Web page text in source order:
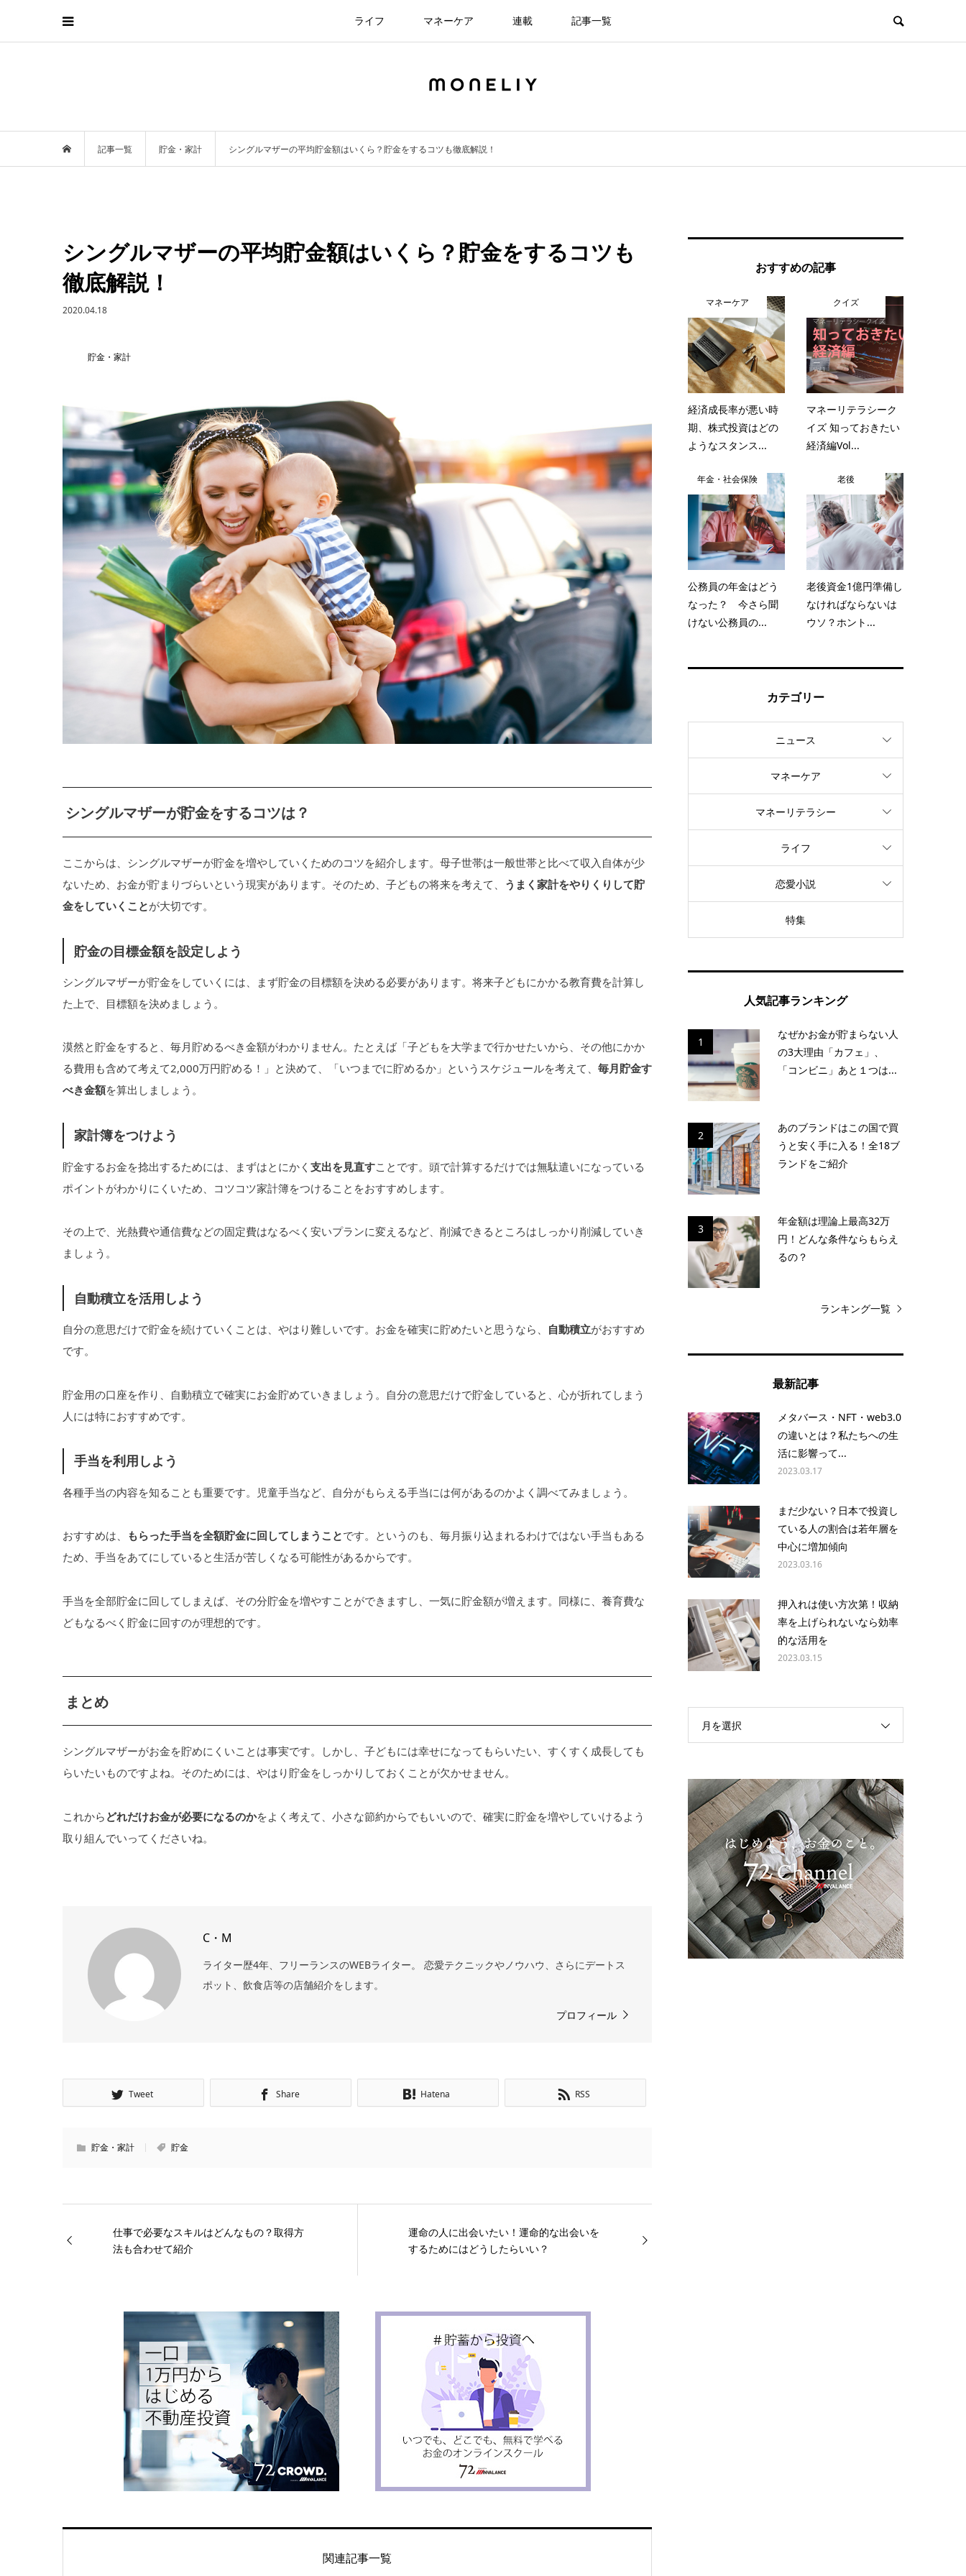
ライフ マネーケア 連載 記事一覧
記事一覧 貯金・家計 シングルマザーの平均貯金額はいくら？貯金をするコツも徹底解説！
シングルマザーの平均貯金額はいくら？貯金をするコツも
徹底解説！
2020.04.18
貯金・家計
シングルマザーが貯金をするコツは？
ここからは、シングルマザーが貯金を増やしていくためのコツを紹介します。母子世帯は一般世帯と比べて収入自体が少
ないため、お金が貯まりづらいという現実があります。そのため、子どもの将来を考えて、 うまく家計をやりくりして貯
金をしていくことが大切です。
貯金の目標金額を設定しよう
シングルマザーが貯金をしていくには、まず貯金の目標額を決める必要があります。将来子どもにかかる教育費を計算し
た上で、目標額を決めましょう。
漠然と貯金をすると、毎月貯めるべき金額がわかりません。たとえば「子どもを大学まで行かせたいから、その他にかか
る費用も含めて考えて2,000万円貯める！」と決めて、「いつまでに貯めるか」というスケジュールを考えて、 毎月貯金す
べき金額を算出しましょう。
家計簿をつけよう
貯金するお金を捻出するためには、まずはとにかく 支出を見直すことです。頭で計算するだけでは無駄遣いになっている
ポイントがわかりにくいため、コツコツ家計簿をつけることをおすすめします。
その上で、光熱費や通信費などの固定費はなるべく安いプランに変えるなど、削減できるところはしっかり削減していき
ましょう。
自動積立を活用しよう
自分の意思だけで貯金を続けていくことは、やはり難しいです。お金を確実に貯めたいと思うなら、 自動積立がおすすめ
です。
貯金用の口座を作り、自動積立で確実にお金貯めていきましょう。自分の意思だけで貯金していると、心が折れてしまう
人には特におすすめです。
手当を利用しよう
各種手当の内容を知ることも重要です。児童手当など、自分がもらえる手当には何があるのかよく調べてみましょう。
おすすめは、 もらった手当を全額貯金に回してしまうことです。というのも、毎月振り込まれるわけではない手当もある
ため、手当をあてにしていると生活が苦しくなる可能性があるからです。
手当を全部貯金に回してしまえば、その分貯金を増やすことができますし、一気に貯金額が増えます。同様に、養育費な
どもなるべく貯金に回すのが理想的です。
まとめ
シングルマザーがお金を貯めにくいことは事実です。しかし、子どもには幸せになってもらいたい、すくすく成長しても
らいたいものですよね。そのためには、やはり貯金をしっかりしておくことが欠かせません。
これから どれだけお金が必要になるのかをよく考えて、小さな節約からでもいいので、確実に貯金を増やしていけるよう
取り組んでいってくださいね。
C・M
ライター歴4年、フリーランスのWEBライター。 恋愛テクニックやノウハウ、さらにデートス
ポット、飲食店等の店舗紹介をします。
プロフィール
Tweet Share Hatena RSS
貯金・家計 貯金
仕事で必要なスキルはどんなもの？取得方
法も合わせて紹介
運命の人に出会いたい！運命的な出会いを
するためにはどうしたらいい？
関連記事一覧
おすすめの記事
マネーケア
経済成長率が悪い時
期、株式投資はどの
ようなスタンス...
クイズ
マネーリテラシーク
イズ 知っておきたい
経済編Vol...
年金・社会保険
公務員の年金はどう
なった？ 今さら聞
けない公務員の...
老後
老後資金1億円準備し
なければならないは
ウソ？ホント...
カテゴリー
ニュース
マネーケア
マネーリテラシー
ライフ
恋愛小説
特集
人気記事ランキング
1
なぜかお金が貯まらない人
の3大理由「カフェ」、
「コンビニ」あと１つは...
2
あのブランドはこの国で買
うと安く手に入る！全18ブ
ランドをご紹介
3
年金額は理論上最高32万
円！どんな条件ならもらえ
るの？
ランキング一覧
最新記事
メタバース・NFT・web3.0
の違いとは？私たちへの生
活に影響って...
2023.03.17
まだ少ない？日本で投資し
ている人の割合は若年層を
中心に増加傾向
2023.03.16
押入れは使い方次第！収納
率を上げられないなら効率
的な活用を
2023.03.15
月を選択